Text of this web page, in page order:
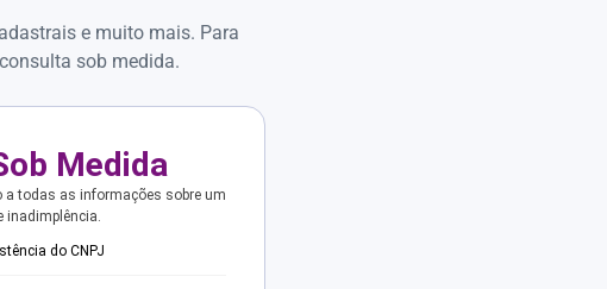
e muito mais. Para
sob medida.
Medida
a todas as informações sobre um
inadimplência.
do CNPJ